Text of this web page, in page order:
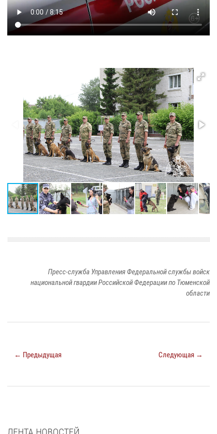
Пресс-служба Управления Федеральной службы войск
национальной гвардии Российской Федерации по Тюменской
области
← Предыдущая Следующая →